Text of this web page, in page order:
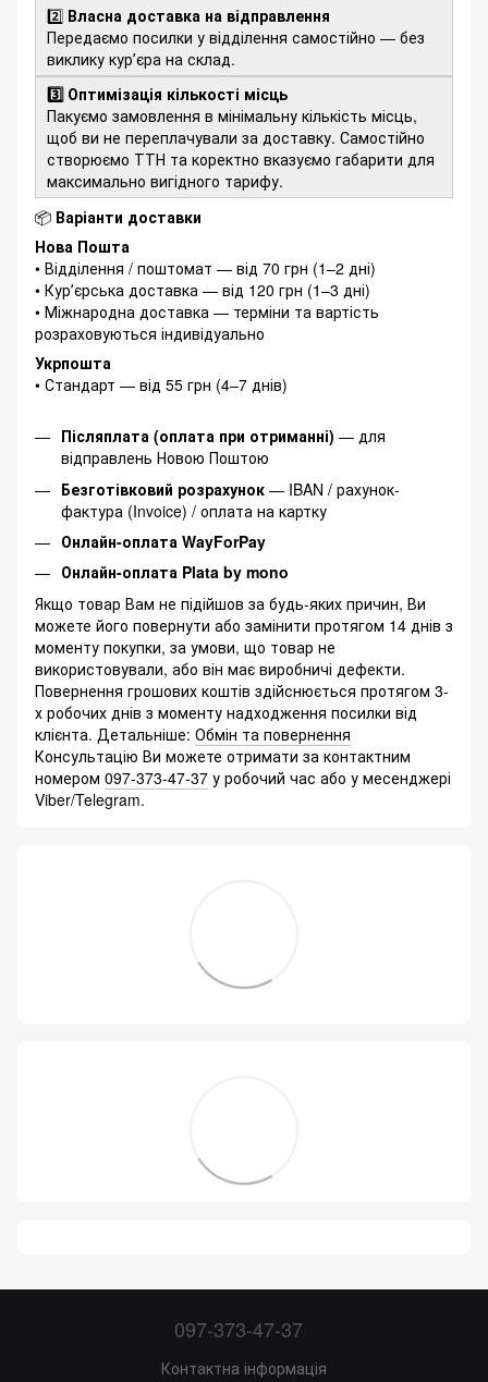
2️⃣ Власна доставка на відправлення
Передаємо посилки у відділення самостійно — без
виклику курʼєра на склад.
3️⃣ Оптимізація кількості місць
Пакуємо замовлення в мінімальну кількість місць,
щоб ви не переплачували за доставку. Самостійно
створюємо ТТН та коректно вказуємо габарити для
максимально вигідного тарифу.
📦 Варіанти доставки
Нова Пошта
• Відділення / поштомат — від 70 грн (1–2 дні)
• Курʼєрська доставка — від 120 грн (1–3 дні)
• Міжнародна доставка — терміни та вартість
розраховуються індивідуально
Укрпошта
• Стандарт — від 55 грн (4–7 днів)
Післяплата (оплата при отриманні) — для
відправлень Новою Поштою
Безготівковий розрахунок — IBAN / рахунок-
фактура (Invoice) / оплата на картку
Онлайн-оплата WayForPay
Онлайн-оплата Plata by mono
Якщо товар Вам не підійшов за будь-яких причин, Ви
можете його повернути або замінити протягом 14 днів з
моменту покупки, за умови, що товар не
використовували, або він має виробничі дефекти.
Повернення грошових коштів здійснюється протягом 3-
х робочих днів з моменту надходження посилки від
клієнта. Детальніше: Обмін та повернення
Консультацію Ви можете отримати за контактним
номером 097-373-47-37 у робочий час або у месенджері
Viber/Telegram.
097-373-47-37
Контактна інформація